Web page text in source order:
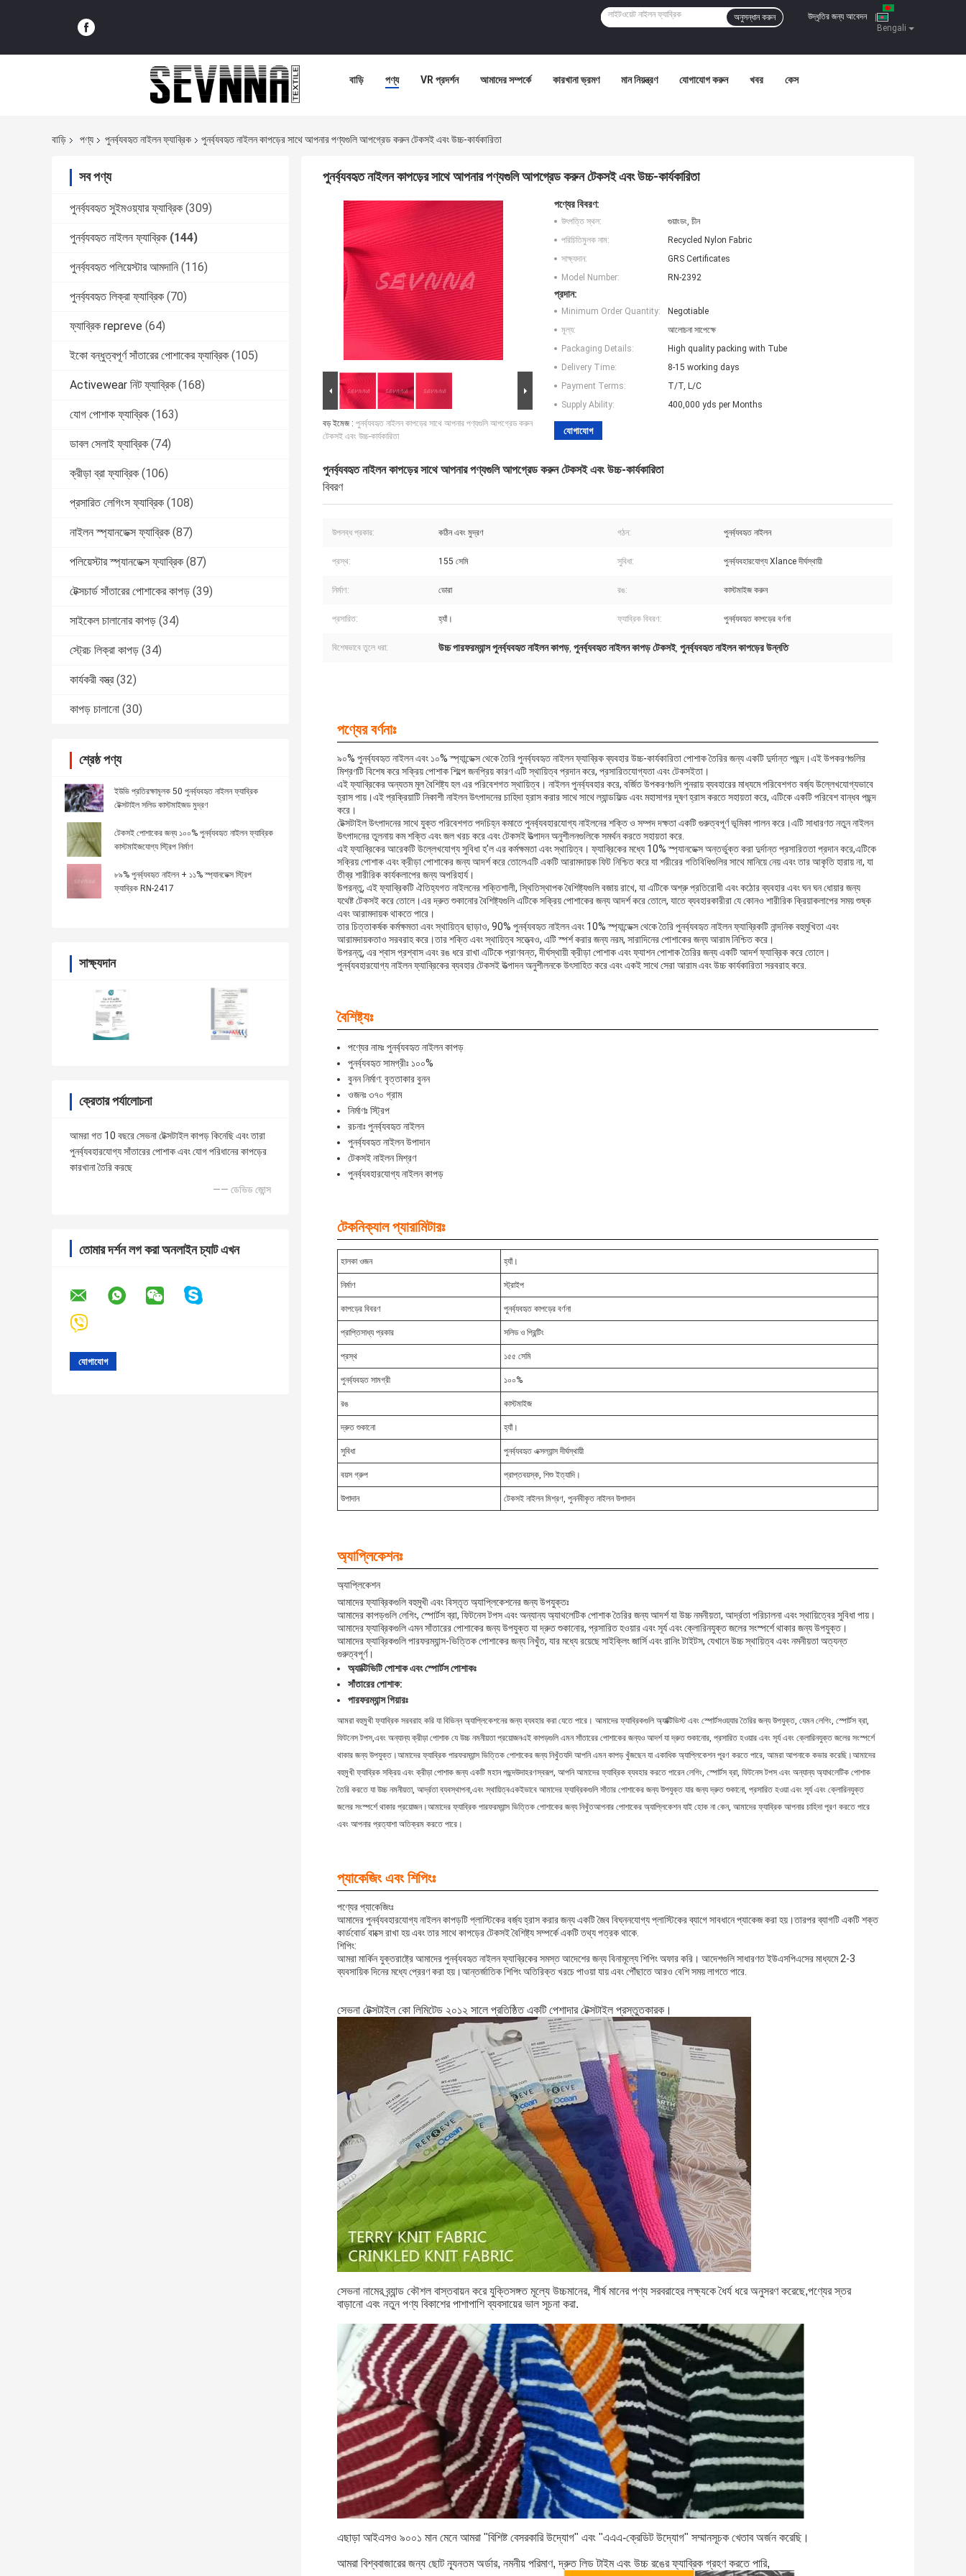
Bengali
উদ্ধৃতির জন্য আবেদন
অনুসন্ধান করুন
বাড়ি পণ্য VR প্রদর্শন আমাদের সম্পর্কে কারখানা ভ্রমণ মান নিয়ন্ত্রণ যোগাযোগ করুন খবর কেস
বাড়ি পণ্য পুনর্ব্যবহৃত নাইলন ফ্যাব্রিক পুনর্ব্যবহৃত নাইলন কাপড়ের সাথে আপনার পণ্যগুলি আপগ্রেড করুন টেকসই এবং উচ্চ-কার্যকারিতা
সব পণ্য
পুনর্ব্যবহৃত সুইমওয়্যার ফ্যাব্রিক (309)
পুনর্ব্যবহৃত নাইলন ফ্যাব্রিক (144)
পুনর্ব্যবহৃত পলিয়েস্টার আমদানি (116)
পুনর্ব্যবহৃত লিক্রা ফ্যাব্রিক (70)
ফ্যাব্রিক repreve (64)
ইকো বন্ধুত্বপূর্ণ সাঁতারের পোশাকের ফ্যাব্রিক (105)
Activewear নিট ফ্যাব্রিক (168)
যোগ পোশাক ফ্যাব্রিক (163)
ডাবল সেলাই ফ্যাব্রিক (74)
ক্রীড়া ব্রা ফ্যাব্রিক (106)
প্রসারিত লেগিংস ফ্যাব্রিক (108)
নাইলন স্প্যানডেক্স ফ্যাব্রিক (87)
পলিয়েস্টার স্প্যানডেক্স ফ্যাব্রিক (87)
টেক্সচার্ড সাঁতারের পোশাকের কাপড় (39)
সাইকেল চালানোর কাপড় (34)
স্ট্রেচ লিক্রা কাপড় (34)
কার্যকরী বস্ত্র (32)
কাপড় চালানো (30)
শ্রেষ্ঠ পণ্য
ইউভি প্রতিরক্ষামূলক 50 পুনর্ব্যবহৃত নাইলন ফ্যাব্রিক
টেক্সটাইল সলিড কাস্টমাইজড মুদ্রণ
টেকসই পোশাকের জন্য ১০০% পুনর্ব্যবহৃত নাইলন ফ্যাব্রিক
কাস্টমাইজযোগ্য স্ট্রিপ নির্মাণ
৮৯% পুনর্ব্যবহৃত নাইলন + ১১% স্প্যানডেক্স স্ট্রিপ
ফ্যাব্রিক RN-2417
সাক্ষ্যদান
ক্রেতার পর্যালোচনা
আমরা গত 10 বছরে সেভনা টেক্সটাইল কাপড় কিনেছি এবং তারা
পুনর্ব্যবহারযোগ্য সাঁতারের পোশাক এবং যোগ পরিধানের কাপড়ের
কারখানা তৈরি করছে
—— ডেভিড জোন্স
তোমার দর্শন লগ করা অনলাইন চ্যাট এখন
পুনর্ব্যবহৃত নাইলন কাপড়ের সাথে আপনার পণ্যগুলি আপগ্রেড করুন টেকসই এবং উচ্চ-কার্যকারিতা
বড় ইমেজ : পুনর্ব্যবহৃত নাইলন কাপড়ের সাথে আপনার পণ্যগুলি আপগ্রেড করুন
টেকসই এবং উচ্চ-কার্যকারিতা
পণ্যের বিবরণ:
উৎপত্তি স্থল:
গুয়াংডং, চীন
পরিচিতিমুলক নাম:
Recycled Nylon Fabric
সাক্ষ্যদান:
GRS Certificates
Model Number:
RN-2392
প্রদান:
Minimum Order Quantity:
Negotiable
মূল্য:
আলোচনা সাপেক্ষে
Packaging Details:
High quality packing with Tube
Delivery Time:
8-15 working days
Payment Terms:
T/T, L/C
Supply Ability:
400,000 yds per Months
যোগাযোগ
পুনর্ব্যবহৃত নাইলন কাপড়ের সাথে আপনার পণ্যগুলি আপগ্রেড করুন টেকসই এবং উচ্চ-কার্যকারিতা
বিবরণ
উপলব্ধ প্রকার: কঠিন এবং মুদ্রণ গঠন: পুনর্ব্যবহৃত নাইলন
প্রস্থ: 155 সেমি সুবিধা: পুনর্ব্যবহারযোগ্য Xlance দীর্ঘস্থায়ী
নির্মাণ: ডোরা রঙ: কাস্টমাইজ করুন
প্রসারিত: হ্যাঁ। ফ্যাব্রিক বিবরণ: পুনর্ব্যবহৃত কাপড়ের বর্ণনা
বিশেষভাবে তুলে ধরা: উচ্চ পারফরম্যান্স পুনর্ব্যবহৃত নাইলন কাপড়, পুনর্ব্যবহৃত নাইলন কাপড় টেকসই, পুনর্ব্যবহৃত নাইলন কাপড়ের উন্নতি
পণ্যের বর্ণনাঃ
৯০% পুনর্ব্যবহৃত নাইলন এবং ১০% স্প্যান্ডেক্স থেকে তৈরি পুনর্ব্যবহৃত নাইলন ফ্যাব্রিক ব্যবহার উচ্চ-কার্যকারিতা পোশাক তৈরির জন্য একটি দুর্দান্ত পছন্দ।এই উপকরণগুলির
মিশ্রণটি বিশেষ করে সক্রিয় পোশাক শিল্পে জনপ্রিয় কারণ এটি স্থায়িত্ব প্রদান করে, প্রসারিতযোগ্যতা এবং টেকসইতা।
এই ফ্যাব্রিকের অন্যতম মূল বৈশিষ্ট্য হল এর পরিবেশগত স্থায়িত্ব। নাইলন পুনর্ব্যবহার করে, বর্জিত উপকরণগুলি পুনরায় ব্যবহারের মাধ্যমে পরিবেশগত বর্জ্য উল্লেখযোগ্যভাবে
হ্রাস পায়।এই প্রক্রিয়াটি নিকাশী নাইলন উৎপাদনের চাহিদা হ্রাস করার সাথে সাথে ল্যান্ডফিল্ড এবং মহাসাগর দূষণ হ্রাস করতে সহায়তা করে, এটিকে একটি পরিবেশ বান্ধব পছন্দ
করে।
টেক্সটাইল উৎপাদনের সাথে যুক্ত পরিবেশগত পদচিহ্ন কমাতে পুনর্ব্যবহারযোগ্য নাইলনের শক্তি ও সম্পদ দক্ষতা একটি গুরুত্বপূর্ণ ভূমিকা পালন করে।এটি সাধারণত নতুন নাইলন
উৎপাদনের তুলনায় কম শক্তি এবং জল খরচ করে এবং টেকসই উত্পাদন অনুশীলনগুলিকে সমর্থন করতে সহায়তা করে.
এই ফ্যাব্রিকের আরেকটি উল্লেখযোগ্য সুবিধা হ'ল এর কর্মক্ষমতা এবং স্থায়িত্ব। ফ্যাব্রিকের মধ্যে 10% স্প্যানডেক্স অন্তর্ভুক্ত করা দুর্দান্ত প্রসারিততা প্রদান করে,এটিকে
সক্রিয় পোশাক এবং ক্রীড়া পোশাকের জন্য আদর্শ করে তোলেএটি একটি আরামদায়ক ফিট নিশ্চিত করে যা শরীরের গতিবিধিগুলির সাথে মানিয়ে নেয় এবং তার আকৃতি হারায় না, যা
তীব্র শারীরিক কার্যকলাপের জন্য অপরিহার্য।
উপরন্তু, এই ফ্যাব্রিকটি ঐতিহ্যগত নাইলনের শক্তিশালী, স্থিতিস্থাপক বৈশিষ্ট্যগুলি বজায় রাখে, যা এটিকে অশ্রু প্রতিরোধী এবং কঠোর ব্যবহার এবং ঘন ঘন ধোয়ার জন্য
যথেষ্ট টেকসই করে তোলে।এর দ্রুত শুকানোর বৈশিষ্ট্যগুলি এটিকে সক্রিয় পোশাকের জন্য আদর্শ করে তোলে, যাতে ব্যবহারকারীরা যে কোনও শারীরিক ক্রিয়াকলাপের সময় শুষ্ক
এবং আরামদায়ক থাকতে পারে।
তার চিত্তাকর্ষক কর্মক্ষমতা এবং স্থায়িত্ব ছাড়াও, 90% পুনর্ব্যবহৃত নাইলন এবং 10% স্প্যান্ডেক্স থেকে তৈরি পুনর্ব্যবহৃত নাইলন ফ্যাব্রিকটি নান্দনিক বহুমুখিতা এবং
আরামদায়কতাও সরবরাহ করে।তার শক্তি এবং স্থায়িত্ব সত্ত্বেও, এটি স্পর্শ করার জন্য নরম, সারাদিনের পোশাকের জন্য আরাম নিশ্চিত করে।
উপরন্তু, এর শ্বাস প্রশ্বাস এবং রঙ ধরে রাখা এটিকে প্রাণবন্ত, দীর্ঘস্থায়ী ক্রীড়া পোশাক এবং ফ্যাশন পোশাক তৈরির জন্য একটি আদর্শ ফ্যাব্রিক করে তোলে।
পুনর্ব্যবহারযোগ্য নাইলন ফ্যাব্রিকের ব্যবহার টেকসই উত্পাদন অনুশীলনকে উৎসাহিত করে এবং একই সাথে সেরা আরাম এবং উচ্চ কার্যকারিতা সরবরাহ করে.
বৈশিষ্ট্যঃ
পণ্যের নামঃ পুনর্ব্যবহৃত নাইলন কাপড়
পুনর্ব্যবহৃত সামগ্রীঃ ১০০%
বুনন নির্মাণ: বৃত্তাকার বুনন
ওজনঃ ৩৭০ গ্রাম
নির্মাণঃ স্ট্রিপ
রচনাঃ পুনর্ব্যবহৃত নাইলন
পুনর্ব্যবহৃত নাইলন উপাদান
টেকসই নাইলন মিশ্রণ
পুনর্ব্যবহারযোগ্য নাইলন কাপড়
টেকনিক্যাল প্যারামিটারঃ
হালকা ওজন হ্যাঁ।
নির্মাণ স্ট্রাইপ
কাপড়ের বিবরণ পুনর্ব্যবহৃত কাপড়ের বর্ণনা
প্রাপ্তিসাধ্য প্রকার সলিড ও প্রিন্টিং
প্রস্থ ১৫৫ সেমি
পুনর্ব্যবহৃত সামগ্রী ১০০%
রঙ কাস্টমাইজ
দ্রুত শুকানো হ্যাঁ।
সুবিধা পুনর্ব্যবহৃত এক্সল্যান্স দীর্ঘস্থায়ী
বয়স গ্রুপ প্রাপ্তবয়স্ক, শিশু ইত্যাদি।
উপাদান টেকসই নাইলন মিশ্রণ, পুনর্নবীকৃত নাইলন উপাদান
অ্যাপ্লিকেশনঃ
অ্যাপ্লিকেশন
আমাদের ফ্যাব্রিকগুলি বহুমুখী এবং বিস্তৃত অ্যাপ্লিকেশনের জন্য উপযুক্তঃ
আমাদের কাপড়গুলি লেগিং, স্পোর্টস ব্রা, ফিটনেস টপস এবং অন্যান্য অ্যাথলেটিক পোশাক তৈরির জন্য আদর্শ যা উচ্চ নমনীয়তা, আর্দ্রতা পরিচালনা এবং স্থায়িত্বের সুবিধা পায়।
আমাদের ফ্যাব্রিকগুলি এমন সাঁতারের পোশাকের জন্য উপযুক্ত যা দ্রুত শুকানোর, প্রসারিত হওয়ার এবং সূর্য এবং ক্লোরিনযুক্ত জলের সংস্পর্শে থাকার জন্য উপযুক্ত।
আমাদের ফ্যাব্রিকগুলি পারফরম্যান্স-ভিত্তিক পোশাকের জন্য নিখুঁত, যার মধ্যে রয়েছে সাইক্লিং জার্সি এবং রানিং টাইটস, যেখানে উচ্চ স্থায়িত্ব এবং নমনীয়তা অত্যন্ত
গুরুত্বপূর্ণ।
অ্যাক্টিভিটি পোশাক এবং স্পোর্টস পোশাকঃ
সাঁতারের পোশাক:
পারফরম্যান্স গিয়ারঃ
আমরা বহুমুখী ফ্যাব্রিক সরবরাহ করি যা বিভিন্ন অ্যাপ্লিকেশনের জন্য ব্যবহার করা যেতে পারে। আমাদের ফ্যাব্রিকগুলি অ্যাক্টিভিস্ট এবং স্পোর্টসওয়্যার তৈরির জন্য উপযুক্ত, যেমন লেগিং, স্পোর্টস ব্রা,
ফিটনেস টপস,এবং অন্যান্য ক্রীড়া পোশাক যে উচ্চ নমনীয়তা প্রয়োজনএই কাপড়গুলি এমন সাঁতারের পোশাকের জন্যও আদর্শ যা দ্রুত শুকানোর, প্রসারিত হওয়ার এবং সূর্য এবং ক্লোরিনযুক্ত জলের সংস্পর্শে
থাকার জন্য উপযুক্ত।আমাদের ফ্যাব্রিক পারফরম্যান্স ভিত্তিক পোশাকের জন্য নিখুঁতযদি আপনি এমন কাপড় খুঁজছেন যা একাধিক অ্যাপ্লিকেশন পূরণ করতে পারে, আমরা আপনাকে কভার করেছি।আমাদের
বহুমুখী ফ্যাব্রিক সক্রিয় এবং ক্রীড়া পোশাক জন্য একটি মহান পছন্দউদাহরণস্বরূপ, আপনি আমাদের ফ্যাব্রিক ব্যবহার করতে পারেন লেগিং, স্পোর্টস ব্রা, ফিটনেস টপস এবং অন্যান্য অ্যাথলেটিক পোশাক
তৈরি করতে যা উচ্চ নমনীয়তা, আর্দ্রতা ব্যবস্থাপনা,এবং স্থায়িত্বএকইভাবে আমাদের ফ্যাব্রিকগুলি সাঁতার পোশাকের জন্য উপযুক্ত যার জন্য দ্রুত শুকানো, প্রসারিত হওয়া এবং সূর্য এবং ক্লোরিনযুক্ত
জলের সংস্পর্শে থাকার প্রয়োজন।আমাদের ফ্যাব্রিক পারফরম্যান্স ভিত্তিক পোশাকের জন্য নিখুঁতআপনার পোশাকের অ্যাপ্লিকেশন যাই হোক না কেন, আমাদের ফ্যাব্রিক আপনার চাহিদা পূরণ করতে পারে
এবং আপনার প্রত্যাশা অতিক্রম করতে পারে।
প্যাকেজিং এবং শিপিংঃ
পণ্যের প্যাকেজিংঃ
আমাদের পুনর্ব্যবহারযোগ্য নাইলন কাপড়টি প্লাস্টিকের বর্জ্য হ্রাস করার জন্য একটি জৈব বিঘ্ননযোগ্য প্লাস্টিকের ব্যাগে সাবধানে প্যাকেজ করা হয়।তারপর ব্যাগটি একটি শক্ত
কার্ডবোর্ড বাক্সে রাখা হয় এবং তার সাথে কাপড়ের টেকসই বৈশিষ্ট্য সম্পর্কে একটি তথ্য পত্রক থাকে.
শিপিং:
আমরা মার্কিন যুক্তরাষ্ট্রে আমাদের পুনর্ব্যবহৃত নাইলন ফ্যাব্রিকের সমস্ত আদেশের জন্য বিনামূল্যে শিপিং অফার করি। আদেশগুলি সাধারণত ইউএসপিএসের মাধ্যমে 2-3
ব্যবসায়িক দিনের মধ্যে প্রেরণ করা হয়।আন্তর্জাতিক শিপিং অতিরিক্ত খরচে পাওয়া যায় এবং পৌঁছাতে আরও বেশি সময় লাগতে পারে.
সেভনা টেক্সটাইল কো লিমিটেড ২০১২ সালে প্রতিষ্ঠিত একটি পেশাদার টেক্সটাইল প্রস্তুতকারক।
সেভনা নামের ব্র্যান্ড কৌশল বাস্তবায়ন করে যুক্তিসঙ্গত মূল্যে উচ্চমানের, শীর্ষ মানের পণ্য সরবরাহের লক্ষ্যকে ধৈর্য ধরে অনুসরণ করেছে,পণ্যের স্তর
বাড়ানো এবং নতুন পণ্য বিকাশের পাশাপাশি ব্যবসায়ের ভাল সূচনা করা.
এছাড়া আইএসও ৯০০১ মান মেনে আমরা "বিশিষ্ট বেসরকারি উদ্যোগ" এবং "এএএ-ক্রেডিট উদ্যোগ" সম্মানসূচক খেতাব অর্জন করেছি।
আমরা বিশ্ববাজারের জন্য ছোট ন্যূনতম অর্ডার, নমনীয় পরিমাণ, দ্রুত লিড টাইম এবং উচ্চ রঙের ফ্যাব্রিক গ্রহণ করতে পারি,